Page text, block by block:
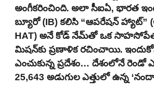
అంగీకరించింది. అలా సీఐఏ, భారత
బ్యూరో (IB) కలిసి “ఆపరేషన్ హ్యాట్”
HAT) అనే కోడ్ నేమ్‌తో ఒక
మిషన్‌కు ప్రణాళిక రచించాయి.
ఎంచుకున్న ప్రదేశం… దేశంలోనే రెండో
25,643 అడుగుల ఎత్తులో ఉన్న